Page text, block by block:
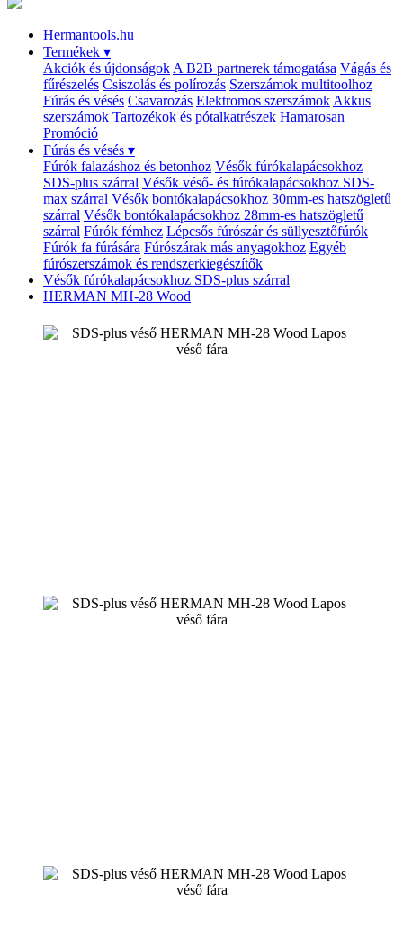
Hermantools.hu
Termékek ▾
Akciók és újdonságok A B2B partnerek támogatása Vágás és
fűrészelés Csiszolás és polírozás Szerszámok multitoolhoz
Fúrás és vésés Csavarozás Elektromos szerszámok Akkus
szerszámok Tartozékok és pótalkatrészek Hamarosan
Promóció
Fúrás és vésés ▾
Fúrók falazáshoz és betonhoz Vésők fúrókalapácsokhoz
SDS-plus szárral Vésők véső- és fúrókalapácsokhoz SDS-
max szárral Vésők bontókalapácsokhoz 30mm-es hatszögletű
szárral Vésők bontókalapácsokhoz 28mm-es hatszögletű
szárral Fúrók fémhez Lépcsős fúrószár és süllyesztőfúrók
Fúrók fa fúrására Fúrószárak más anyagokhoz Egyéb
fúrószerszámok és rendszerkiegészítők
Vésők fúrókalapácsokhoz SDS-plus szárral
HERMAN MH-28 Wood